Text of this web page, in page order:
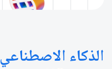
الذكاء